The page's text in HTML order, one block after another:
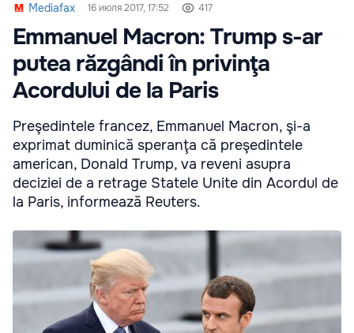
Mediafax 16 июля 2017, 17:52 417
Emmanuel Macron: Trump s-ar
putea răzgândi în privinţa
Acordului de la Paris
Preşedintele francez, Emmanuel Macron, şi-a
exprimat duminică speranţa că preşedintele
american, Donald Trump, va reveni asupra
deciziei de a retrage Statele Unite din Acordul de
la Paris, informează Reuters.